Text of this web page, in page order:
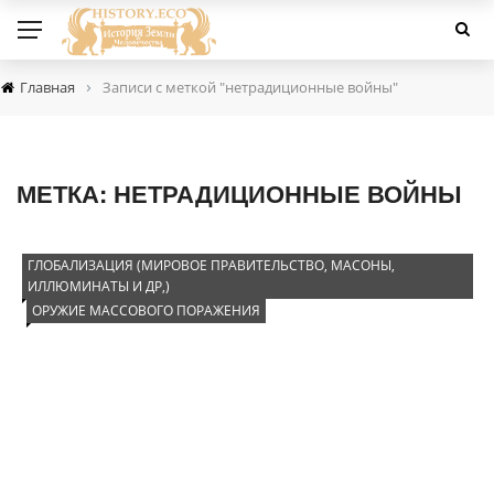
Главная › Записи с меткой "нетрадиционные войны"
МЕТКА: НЕТРАДИЦИОННЫЕ ВОЙНЫ
ГЛОБАЛИЗАЦИЯ (МИРОВОЕ ПРАВИТЕЛЬСТВО, МАСОНЫ,
ИЛЛЮМИНАТЫ И ДР,)
ОРУЖИЕ МАССОВОГО ПОРАЖЕНИЯ